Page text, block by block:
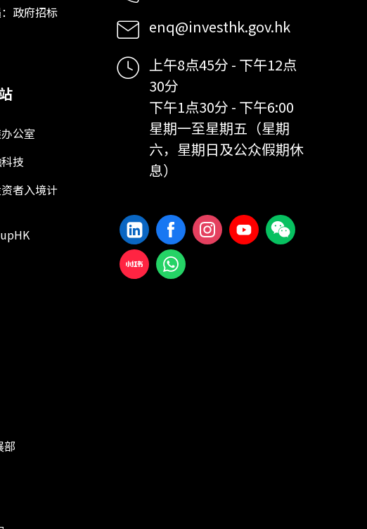
政府招标
公室
技
者入境计
部
enq@investhk.gov.hk
上午8点45分 - 下午12点
30分
下午1点30分 - 下午6:00
星期一至星期五（星期
六，星期日及公众假期休
息）